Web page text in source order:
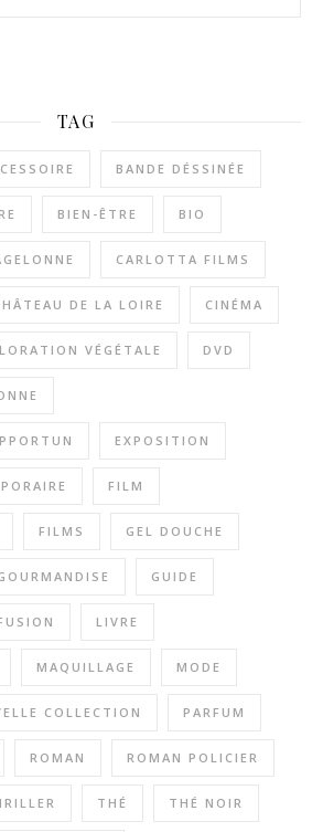
TAG
BANDE DÉSSINÉE
BIEN-ÊTRE BIO
CARLOTTA FILMS
DE LA LOIRE CINÉMA
VÉGÉTALE DVD
EXPOSITION
FILM
FILMS GEL DOUCHE
GUIDE
LIVRE
MAQUILLAGE MODE
COLLECTION PARFUM
ROMAN ROMAN POLICIER
THÉ THÉ NOIR